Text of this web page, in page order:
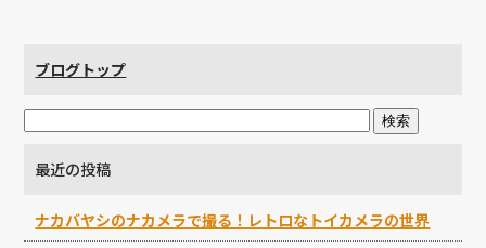
ブログトップ
最近の投稿
ナカバヤシのナカメラで撮る！レトロなトイカメラの世界